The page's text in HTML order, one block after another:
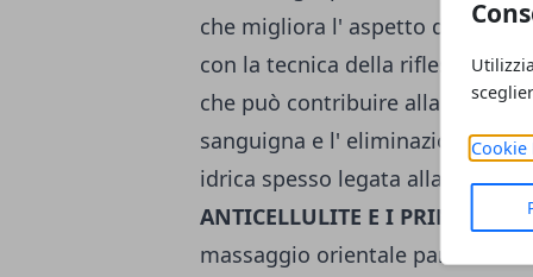
Cookie
che migliora l' aspetto delle
con la tecnica della
che può contribuire alla
sanguigna e l' eliminazione dei
idrica spesso legata alla
ANTICELLULITE E I PRINCIPI
massaggio orientale particolare,